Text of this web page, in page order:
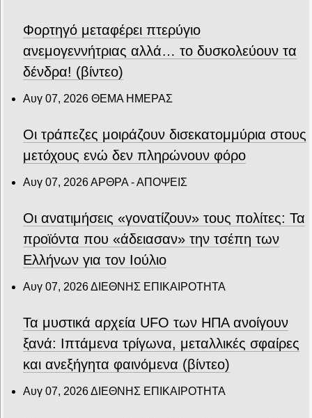
Φορτηγό μεταφέρει πτερύγιο
ανεμογεννήτριας αλλά… το δυσκολεύουν τα
δένδρα! (βίντεο)
Αυγ 07, 2026 ΘΕΜΑ ΗΜΕΡΑΣ
Οι τράπεζες μοιράζουν δισεκατομμύρια στους
μετόχους ενώ δεν πληρώνουν φόρο
Αυγ 07, 2026ΑΡΘΡΑ - ΑΠΟΨΕΙΣ
Οι ανατιμήσεις «γονατίζουν» τους πολίτες: Τα
προϊόντα που «άδειασαν» την τσέπη των
Ελλήνων για τον Ιούλιο
Αυγ 07, 2026ΔΙΕΘΝΗΣ ΕΠΙΚΑΙΡΟΤΗΤΑ
Τα μυστικά αρχεία UFO των ΗΠΑ ανοίγουν
ξανά: Ιπτάμενα τρίγωνα, μεταλλικές σφαίρες
και ανεξήγητα φαινόμενα (βίντεο)
Αυγ 07, 2026ΔΙΕΘΝΗΣ ΕΠΙΚΑΙΡΟΤΗΤΑ